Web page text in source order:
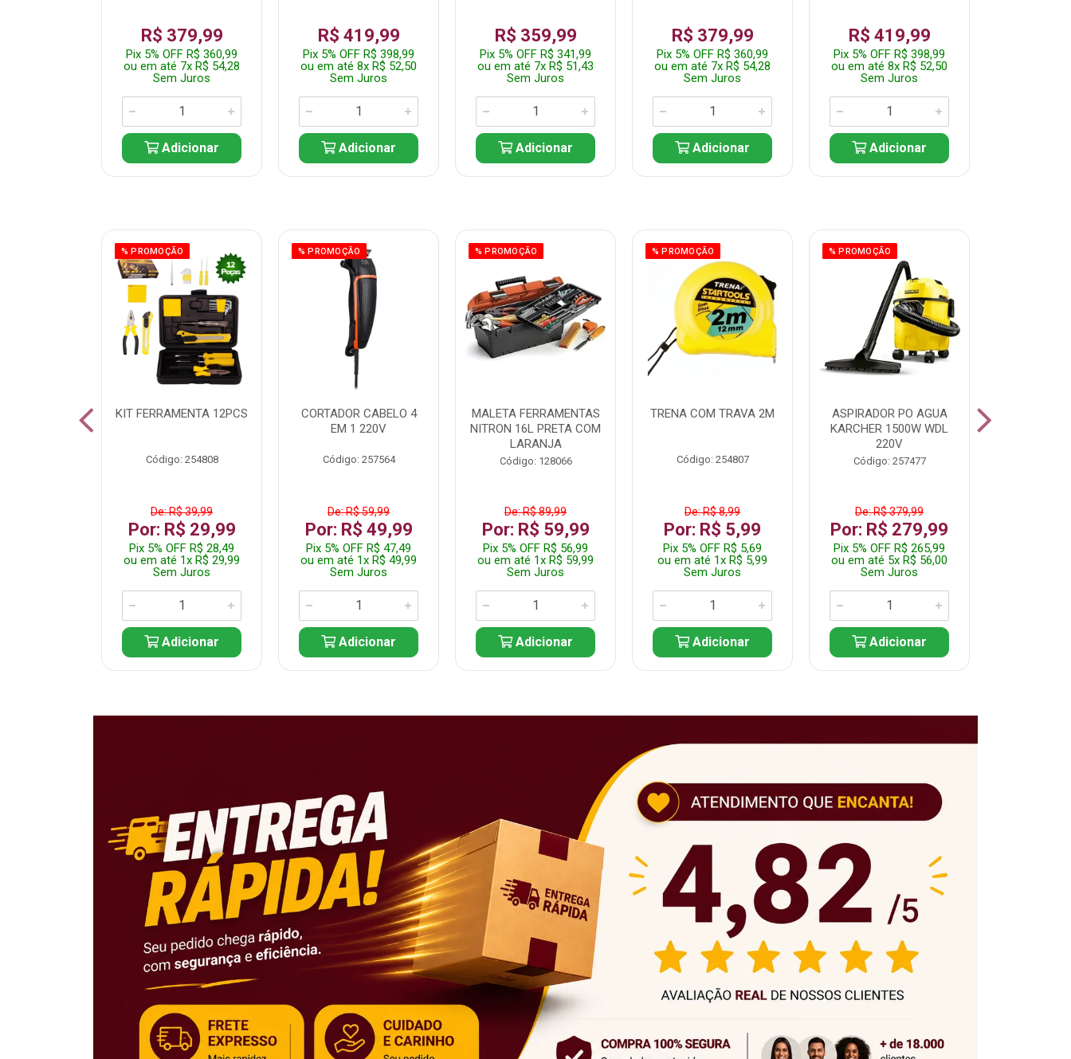
R$ 379,99
Pix 5% OFF R$ 360,99
ou em até 7x R$ 54,28
Sem Juros
Adicionar
R$ 419,99
Pix 5% OFF R$ 398,99
ou em até 8x R$ 52,50
Sem Juros
Adicionar
R$ 359,99
Pix 5% OFF R$ 341,99
ou em até 7x R$ 51,43
Sem Juros
Adicionar
R$ 379,99
Pix 5% OFF R$ 360,99
ou em até 7x R$ 54,28
Sem Juros
Adicionar
R$ 419,99
Pix 5% OFF R$ 398,99
ou em até 8x R$ 52,50
Sem Juros
Adicionar
% PROMOÇÃO
KIT FERRAMENTA 12PCS
Código: 254808
De: R$ 39,99
Por: R$ 29,99
Pix 5% OFF R$ 28,49
ou em até 1x R$ 29,99
Sem Juros
Adicionar
% PROMOÇÃO
CORTADOR CABELO 4
EM 1 220V
Código: 257564
De: R$ 59,99
Por: R$ 49,99
Pix 5% OFF R$ 47,49
ou em até 1x R$ 49,99
Sem Juros
Adicionar
% PROMOÇÃO
MALETA FERRAMENTAS
NITRON 16L PRETA COM
LARANJA
Código: 128066
De: R$ 89,99
Por: R$ 59,99
Pix 5% OFF R$ 56,99
ou em até 1x R$ 59,99
Sem Juros
Adicionar
% PROMOÇÃO
TRENA COM TRAVA 2M
Código: 254807
De: R$ 8,99
Por: R$ 5,99
Pix 5% OFF R$ 5,69
ou em até 1x R$ 5,99
Sem Juros
Adicionar
% PROMOÇÃO
ASPIRADOR PO AGUA
KARCHER 1500W WDL
220V
Código: 257477
De: R$ 379,99
Por: R$ 279,99
Pix 5% OFF R$ 265,99
ou em até 5x R$ 56,00
Sem Juros
Adicionar